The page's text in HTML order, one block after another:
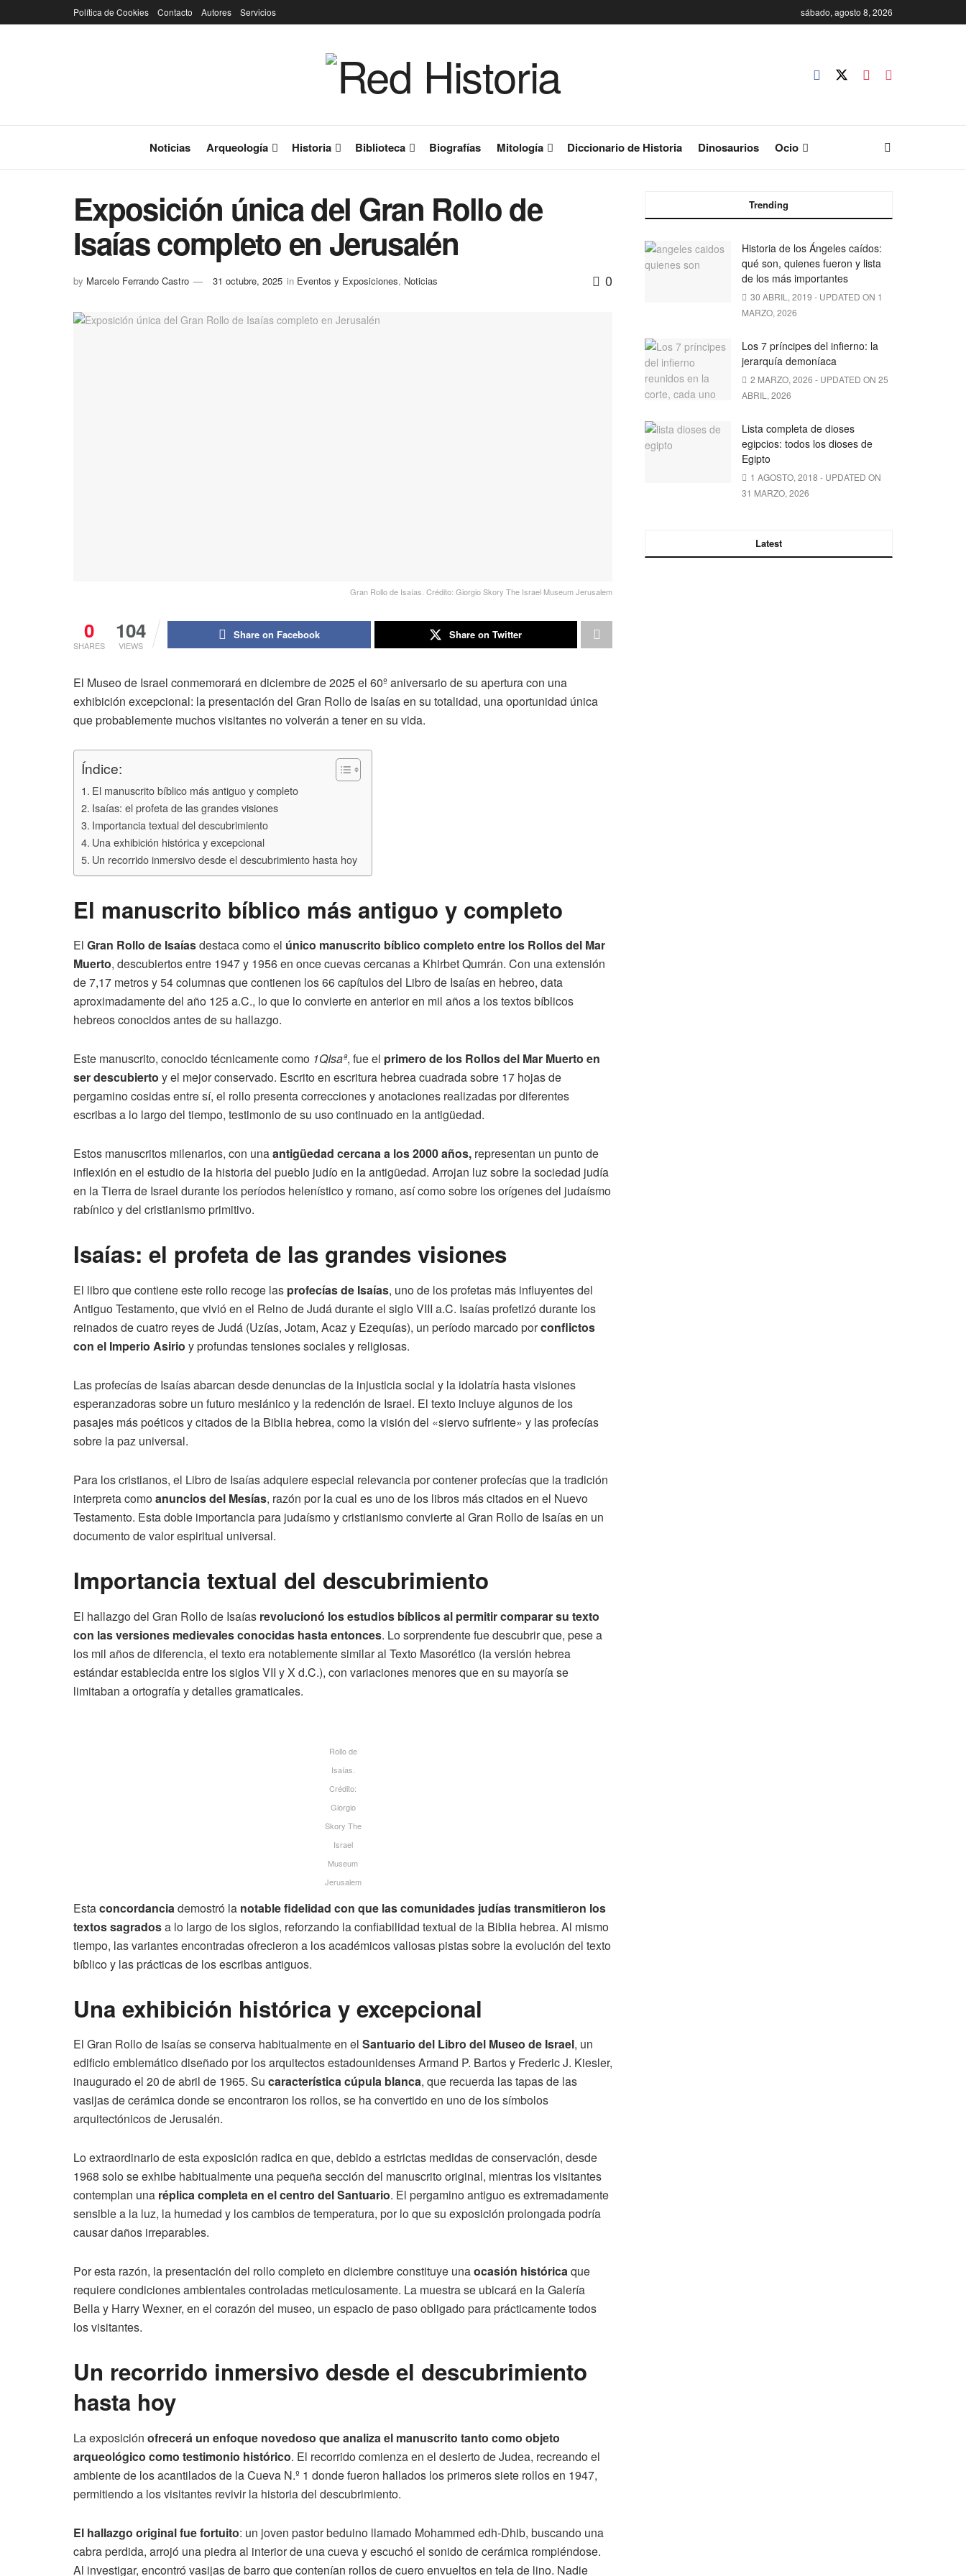
Política de Cookies Contacto Autores Servicios sábado, agosto 8, 2026
Noticias Arqueología Historia Biblioteca Biografías Mitología Diccionario de Historia Dinosaurios Ocio
Exposición única del Gran Rollo de
Isaías completo en Jerusalén
by Marcelo Ferrando Castro 31 octubre, 2025 in Eventos y Exposiciones, Noticias 0
Gran Rollo de Isaías. Crédito: Giorgio Skory The Israel Museum Jerusalem
0
SHARES
104
VIEWS
Share on Facebook Share on Twitter
El Museo de Israel conmemorará en diciembre de 2025 el 60º aniversario de su apertura con una
exhibición excepcional: la presentación del Gran Rollo de Isaías en su totalidad, una oportunidad única
que probablemente muchos visitantes no volverán a tener en su vida.
Índice:
El manuscrito bíblico más antiguo y completo
Isaías: el profeta de las grandes visiones
Importancia textual del descubrimiento
Una exhibición histórica y excepcional
Un recorrido inmersivo desde el descubrimiento hasta hoy
El manuscrito bíblico más antiguo y completo
El Gran Rollo de Isaíasdestaca como el único manuscrito bíblico completo entre los Rollos del Mar
Muerto, descubiertos entre 1947 y 1956 en once cuevas cercanas a Khirbet Qumrán. Con una extensión
de 7,17 metros y 54 columnas que contienen los 66 capítulos del Libro de Isaías en hebreo, data
aproximadamente del año 125 a.C., lo que lo convierte en anterior en mil años a los textos bíblicos
hebreos conocidos antes de su hallazgo.
Este manuscrito, conocido técnicamente como 1QIsaª, fue el primero de los Rollos del Mar Muerto en
ser descubierto y el mejor conservado. Escrito en escritura hebrea cuadrada sobre 17 hojas de
pergamino cosidas entre sí, el rollo presenta correcciones y anotaciones realizadas por diferentes
escribas a lo largo del tiempo, testimonio de su uso continuado en la antigüedad.
Estos manuscritos milenarios, con unaantigüedad cercana a los 2000 años, representan un punto de
inflexión en el estudio de la historia del pueblo judío en la antigüedad. Arrojan luz sobre la sociedad judía
en la Tierra de Israel durante los períodos helenístico y romano, así como sobre los orígenes del judaísmo
rabínico y del cristianismo primitivo.
Isaías: el profeta de las grandes visiones
El libro que contiene este rollo recoge las profecías de Isaías, uno de los profetas más influyentes del
Antiguo Testamento, que vivió en el Reino de Judá durante el siglo VIII a.C. Isaías profetizó durante los
reinados de cuatro reyes de Judá (Uzías, Jotam, Acaz y Ezequías), un período marcado porconflictos
con el Imperio Asirio y profundas tensiones sociales y religiosas.
Las profecías de Isaías abarcan desde denuncias de la injusticia social y la idolatría hasta visiones
esperanzadoras sobre un futuro mesiánico y la redención de Israel. El texto incluye algunos de los
pasajes más poéticos y citados de la Biblia hebrea, como la visión del «siervo sufriente» y las profecías
sobre la paz universal.
Para los cristianos, el Libro de Isaías adquiere especial relevancia por contener profecías que la tradición
interpreta comoanuncios del Mesías, razón por la cual es uno de los libros más citados en el Nuevo
Testamento. Esta doble importancia para judaísmo y cristianismo convierte al Gran Rollo de Isaías en un
documento de valor espiritual universal.
Importancia textual del descubrimiento
El hallazgo del Gran Rollo de Isaías revolucionó los estudios bíblicos al permitir comparar su texto
con las versiones medievales conocidas hasta entonces. Lo sorprendente fue descubrir que, pese a
los mil años de diferencia, el texto era notablemente similar al Texto Masorético (la versión hebrea
estándar establecida entre los siglos VII y X d.C.), con variaciones menores que en su mayoría se
limitaban a ortografía y detalles gramaticales.
Rollo de
Isaías.
Crédito:
Giorgio
Skory The
Israel
Museum
Jerusalem
Estaconcordancia demostró la notable fidelidad con que las comunidades judías transmitieron los
textos sagradosa lo largo de los siglos, reforzando la confiabilidad textual de la Biblia hebrea. Al mismo
tiempo, las variantes encontradas ofrecieron a los académicos valiosas pistas sobre la evolución del texto
bíblico y las prácticas de los escribas antiguos.
Una exhibición histórica y excepcional
El Gran Rollo de Isaías se conserva habitualmente en el Santuario del Libro del Museo de Israel, un
edificio emblemático diseñado por los arquitectos estadounidenses Armand P. Bartos y Frederic J. Kiesler,
inaugurado el 20 de abril de 1965. Su característica cúpula blanca, que recuerda las tapas de las
vasijas de cerámica donde se encontraron los rollos, se ha convertido en uno de los símbolos
arquitectónicos de Jerusalén.
Lo extraordinario de esta exposición radica en que, debido a estrictas medidas de conservación, desde
1968 solo se exhibe habitualmente una pequeña sección del manuscrito original, mientras los visitantes
contemplan una réplica completa en el centro del Santuario. El pergamino antiguo es extremadamente
sensible a la luz, la humedad y los cambios de temperatura, por lo que su exposición prolongada podría
causar daños irreparables.
Por esta razón, la presentación del rollo completo en diciembre constituye unaocasión históricaque
requiere condiciones ambientales controladas meticulosamente. La muestra se ubicará en la Galería
Bella y Harry Wexner, en el corazón del museo, un espacio de paso obligado para prácticamente todos
los visitantes.
Un recorrido inmersivo desde el descubrimiento
hasta hoy
La exposición ofrecerá un enfoque novedoso que analiza el manuscrito tanto como objeto
arqueológico como testimonio histórico. El recorrido comienza en el desierto de Judea, recreando el
ambiente de los acantilados de la Cueva N.º 1 donde fueron hallados los primeros siete rollos en 1947,
permitiendo a los visitantes revivir la historia del descubrimiento.
El hallazgo original fue fortuito: un joven pastor beduino llamado Mohammed edh-Dhib, buscando una
cabra perdida, arrojó una piedra al interior de una cueva y escuchó el sonido de cerámica rompiéndose.
Al investigar, encontró vasijas de barro que contenían rollos de cuero envueltos en tela de lino. Nadie
Trending
Historia de los Ángeles caídos:
qué son, quienes fueron y lista
de los más importantes
30 ABRIL, 2019 - UPDATED ON 1
MARZO, 2026
Los 7 príncipes del infierno: la
jerarquía demoníaca
2 MARZO, 2026 - UPDATED ON 25
ABRIL, 2026
Lista completa de dioses
egipcios: todos los dioses de
Egipto
1 AGOSTO, 2018 - UPDATED ON
31 MARZO, 2026
Latest